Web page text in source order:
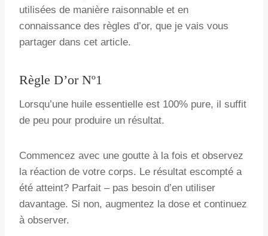
utilisées de manière raisonnable et en
connaissance des règles d’or, que je vais vous
partager dans cet article.
Règle D’or Nº1
Lorsqu’une huile essentielle est 100% pure, il suffit
de peu pour produire un résultat.
Commencez avec une goutte à la fois et observez
la réaction de votre corps. Le résultat escompté a
été atteint? Parfait – pas besoin d’en utiliser
davantage. Si non, augmentez la dose et continuez
à observer.